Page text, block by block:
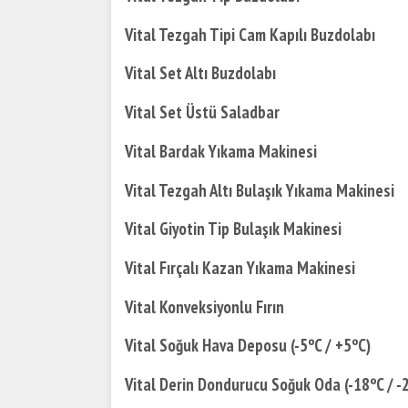
Vital Tezgah Tipi Cam Kapılı Buzdolabı
Vital Set Altı Buzdolabı
Vital Set Üstü Saladbar
Vital Bardak Yıkama Makinesi
Vital Tezgah Altı Bulaşık Yıkama Makinesi
Vital Giyotin Tip Bulaşık Makinesi
Vital Fırçalı Kazan Yıkama Makinesi
Vital Konveksiyonlu Fırın
Vital Soğuk Hava Deposu (-5ºC / +5ºC)
Vital Derin Dondurucu Soğuk Oda (-18ºC / -